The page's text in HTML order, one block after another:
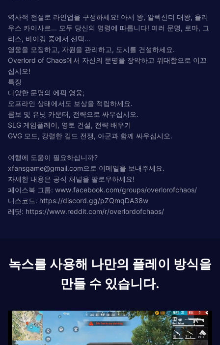
역사적 전설로 라인업을 구성하세요! 아서 왕, 알렉산더 대왕, 율리
우스 카이사르... 모두 당신의 명령에 따릅니다! 여러 문명, 로마, 그
리스, 바이킹 중에서 선택...
영웅을 모집하고, 자원을 관리하고, 도시를 건설하세요.
Overlord of Chaos에서 자신의 문명을 장악하고 위대함으로 이끄
십시오!
특징
다양한 문명의 에픽 영웅;
오프라인 상태에서도 보상을 적립하세요.
콤보 및 유닛 카운터, 전략으로 싸우십시오.
SLG 게임플레이, 영토 건설, 전략 배우기
GVG 모드, 강렬한 길드 전쟁, 아군과 함께 싸우십시오.
여행에 도움이 필요하십니까?
xfansgame@gmail.com으로 이메일을 보내주세요.
자세한 내용은 공식 채널을 팔로우하세요!
페이스북 그룹: www.facebook.com/groups/overlorofchaos/
디스코드: https://discord.gg/pZQmqDA38w
레딧: https://www.reddit.com/r/overlordofchaos/
녹스를 사용해 나만의 플레이 방식을
만들 수 있습니다.